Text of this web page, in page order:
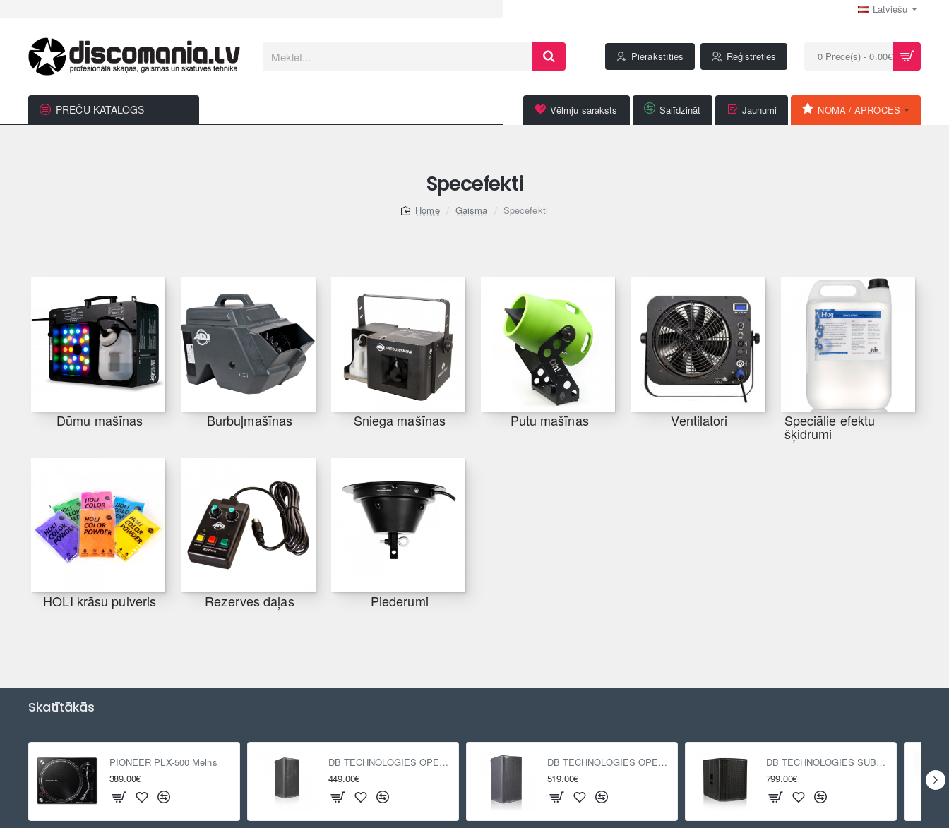
Latviešu
Meklēt... Pierakstīties Reģistrēties 0 Prece(s) - 0.00€
PREČU KATALOGS Vēlmju saraksts Salīdzināt Jaunumi NOMA / APROCES
Specefekti
Gaisma Specefekti
Dūmu mašīnas Burbuļmašīnas Sniega mašīnas Putu mašīnas Ventilatori Speciālie efektu
šķidrumi
HOLI krāsu pulveris Rezerves daļas Piederumi
Skatītākās
PIONEER PLX-500 Melns
389.00€
DB TECHNOLOGIES OPERA 12
449.00€
DB TECHNOLOGIES OPERA 15
519.00€
DB TECHNOLOGIES SUB 618
799.00€